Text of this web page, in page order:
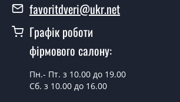
Так, ми маємо великий асортимент
дверей.
Яка вартість
дверей?
favoritdveri@ukr.net
Графік роботи
фірмового салону:
Пн.- Пт. з 10.00 до 19.00
Сб. з 10.00 до 16.00